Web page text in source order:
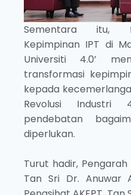
Sementara itu,
Kepimpinan IPT di
Universiti 4.0’
transformasi
kepada
Revolusi Industri
pendebatan
diperlukan.
Turut hadir, Pengarah
Tan Sri Dr. Anuwar